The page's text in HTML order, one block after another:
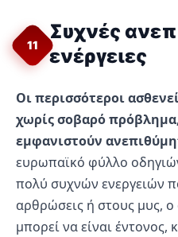
11
Συχνές
ενέργειες
Οι περισσότεροι
χωρίς σοβαρό
εμφανιστούν
ευρωπαϊκό φύλλο
πολύ συχνών ενεργειών
αρθρώσεις ή στους μυς,
μπορεί να είναι